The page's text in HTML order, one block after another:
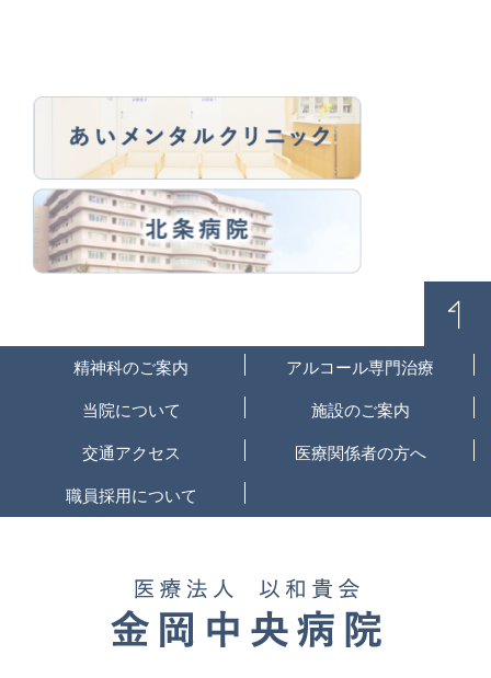
精神科のご案内 アルコール専門治療
当院について 施設のご案内
交通アクセス 医療関係者の方へ
職員採用について